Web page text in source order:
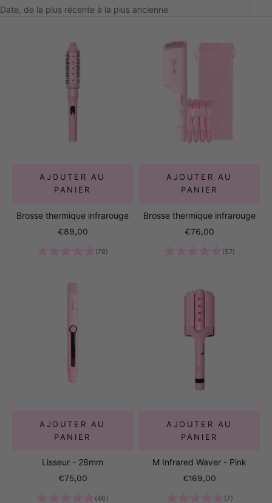
Date, de la plus récente à la plus ancienne
AJOUTER AU
PANIER
Brosse thermique infrarouge
Prix de vente
€89,00
(78)
AJOUTER AU
PANIER
Brosse thermique infrarouge
Prix de vente
€76,00
(57)
AJOUTER AU
PANIER
Lisseur - 28mm
Prix de vente
€75,00
(46)
AJOUTER AU
PANIER
M Infrared Waver - Pink
Prix de vente
€169,00
(7)